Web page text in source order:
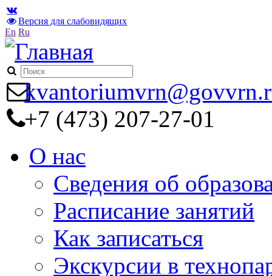
Версия для слабовидящих
En Ru
+7 (473) 207-27-01
О нас
Сведения об
Расписание занятий
Как записаться
Экскурсии в